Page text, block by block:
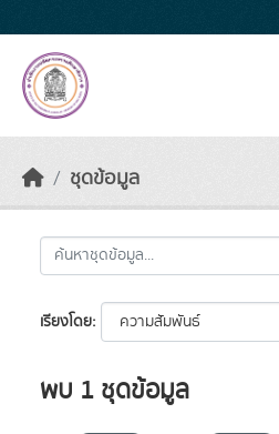
ชุดข้อมูล
เรียงโดย
พบ 1 ชุดข้อมูล